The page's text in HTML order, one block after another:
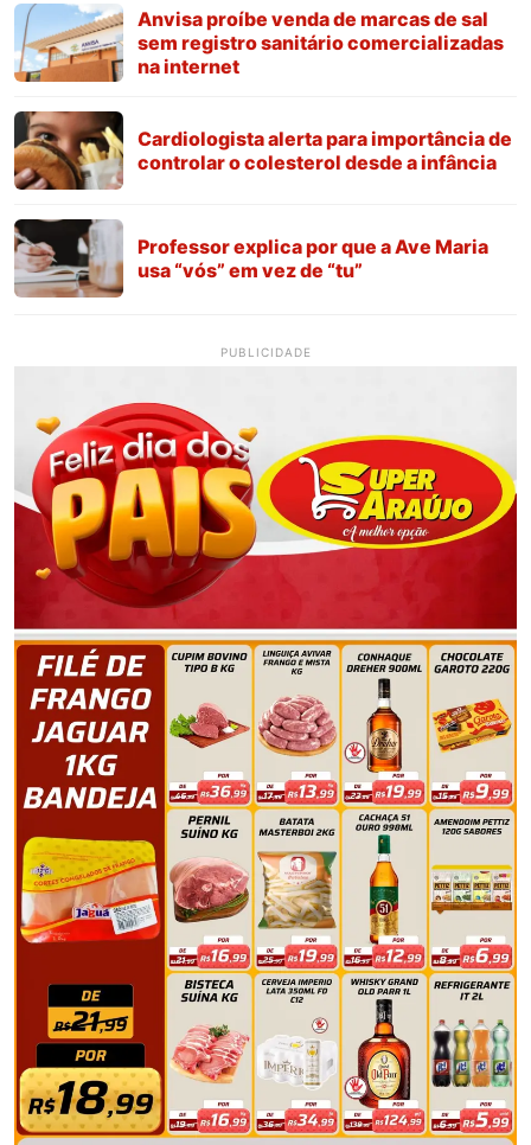
Anvisa proíbe venda de marcas de sal
sem registro sanitário comercializadas
na internet
Cardiologista alerta para importância de
controlar o colesterol desde a infância
Professor explica por que a Ave Maria
usa “vós” em vez de “tu”
PUBLICIDADE